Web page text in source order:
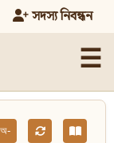
সদস্য নিবন্ধন
☰
অ-